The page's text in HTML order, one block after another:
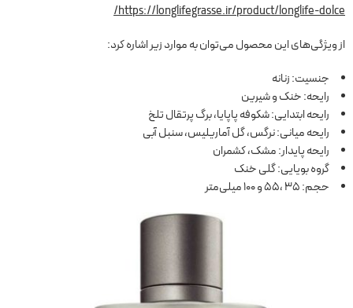
https://longlifegrasse.ir/product/longlife-dolce/
از ویژگی‌های این محصول می‌توان به موارد زیر اشاره کرد:
جنسیت: زنانه
رایحه: خنک و شیرین
رایحه ابتدایی: شکوفه پاپایا، برگ پرتقال تلخ
رایحه میانی: نرگس، گل آماریلیس، سنبل آبی
رایحه پایدار: مشک، کشمران
گروه بویایی: گلی خنک
حجم: 35 ،55 و 100 میلی‌متر